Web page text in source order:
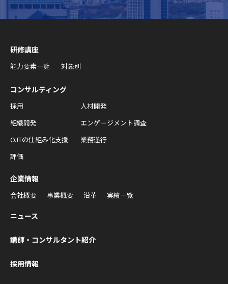
研修講座
能力要素一覧 対象別
コンサルティング
採用
人材開発
組織開発
エンゲージメント調査
OJTの仕組み化支援
業務遂行
評価
企業情報
会社概要 事業概要 沿革 実績一覧
ニュース
講師・コンサルタント紹介
採用情報